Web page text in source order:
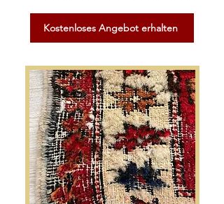
Kostenloses Angebot erhalten